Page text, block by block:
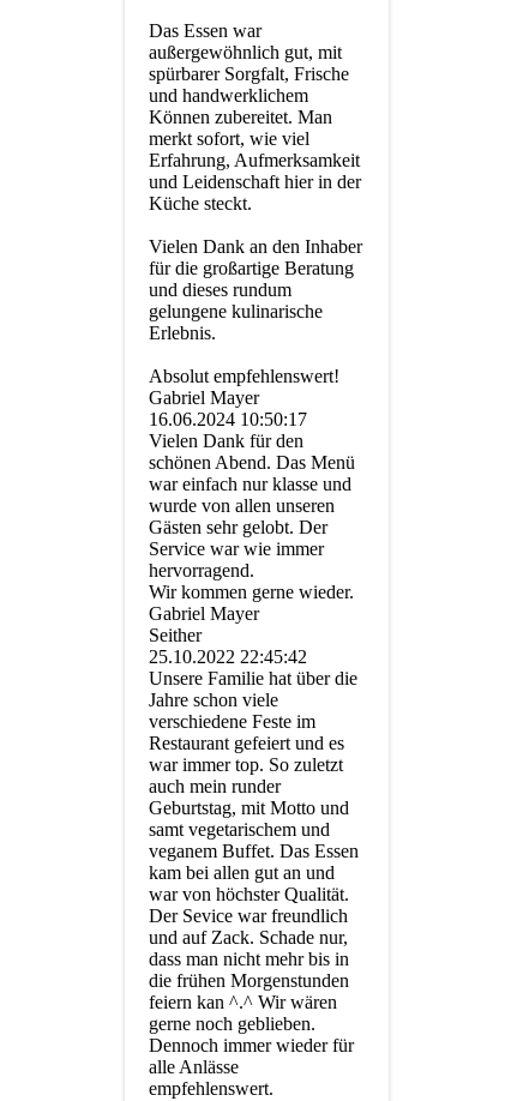
Das Essen war
außergewöhnlich gut, mit
spürbarer Sorgfalt, Frische
und handwerklichem
Können zubereitet. Man
merkt sofort, wie viel
Erfahrung, Aufmerksamkeit
und Leidenschaft hier in der
Küche steckt.
Vielen Dank an den Inhaber
für die großartige Beratung
und dieses rundum
gelungene kulinarische
Erlebnis.
Absolut empfehlenswert!
Gabriel Mayer
16.06.2024 10:50:17
Vielen Dank für den
schönen Abend. Das Menü
war einfach nur klasse und
wurde von allen unseren
Gästen sehr gelobt. Der
Service war wie immer
hervorragend.
Wir kommen gerne wieder.
Gabriel Mayer
Seither
25.10.2022 22:45:42
Unsere Familie hat über die
Jahre schon viele
verschiedene Feste im
Restaurant gefeiert und es
war immer top. So zuletzt
auch mein runder
Geburtstag, mit Motto und
samt vegetarischem und
veganem Buffet. Das Essen
kam bei allen gut an und
war von höchster Qualität.
Der Sevice war freundlich
und auf Zack. Schade nur,
dass man nicht mehr bis in
die frühen Morgenstunden
feiern kan ^.^ Wir wären
gerne noch geblieben.
Dennoch immer wieder für
alle Anlässe
empfehlenswert.